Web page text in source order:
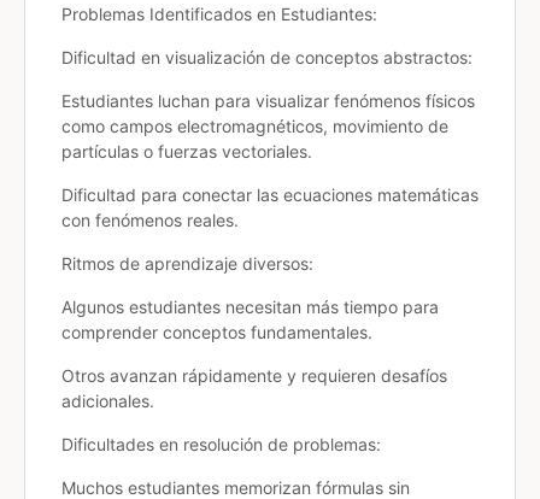
Problemas Identificados en Estudiantes:
Dificultad en visualización de conceptos abstractos:
Estudiantes luchan para visualizar fenómenos físicos
como campos electromagnéticos, movimiento de
partículas o fuerzas vectoriales.
Dificultad para conectar las ecuaciones matemáticas
con fenómenos reales.
Ritmos de aprendizaje diversos:
Algunos estudiantes necesitan más tiempo para
comprender conceptos fundamentales.
Otros avanzan rápidamente y requieren desafíos
adicionales.
Dificultades en resolución de problemas:
Muchos estudiantes memorizan fórmulas sin